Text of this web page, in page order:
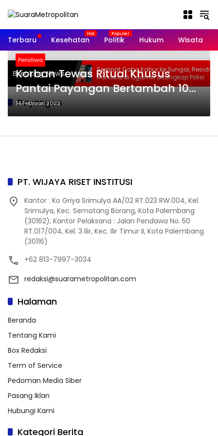
Terbaru
Kesehatan Politik Hukum Wisata
Breaking News
Palembang
Pangkas Waktu
Sempat Coba Kabur ke Sungai, Residivis
Narkoba di Ogan Ilir Ditangkap Polisi
Payangan
Peristiwa
Korban Tewas Ritual Khusus
Pantai Payangan Bertambah 10
Orang, 13 Orang Berhasil Selamat
14 Februari 2022
PT. WIJAYA RISET INSTITUSI
Kantor : Ko Griya Srimulya AA/02 RT.023 RW.004, Kel.
Srimulya, Kec. Sematang Borang, Kota Palembang
(30162); Kantor Pelaksana : Jalan Pendawa No. 50
RT.017/004, Kel. 3 Ilir, Kec. Ilir Timur II, Kota Palembang
(30116)
+62 813-7997-3034
redaksi@suarametropolitan.com
Halaman
Beranda
Tentang Kami
Box Redaksi
Term of Service
Pedoman Media Siber
Pasang Iklan
Hubungi Kami
Kategori Berita